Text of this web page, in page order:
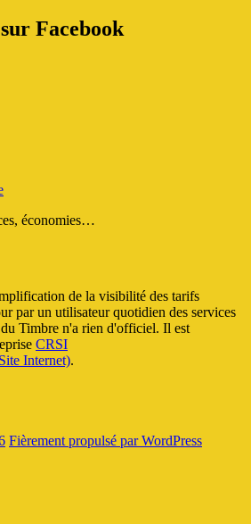
Facebook
économies…
de la visibilité des tarifs
par un utilisateur quotidien des services
Timbre n'a rien d'officiel. Il est
CRSI
Internet).
Fièrement propulsé par WordPress